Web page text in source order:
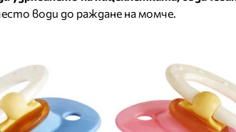
води до раждане на момче.